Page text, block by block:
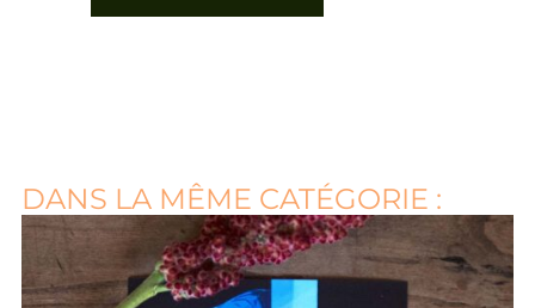
DANS LA MÊME CATÉGORIE :